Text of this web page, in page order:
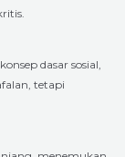
dasar sosial,
tetapi